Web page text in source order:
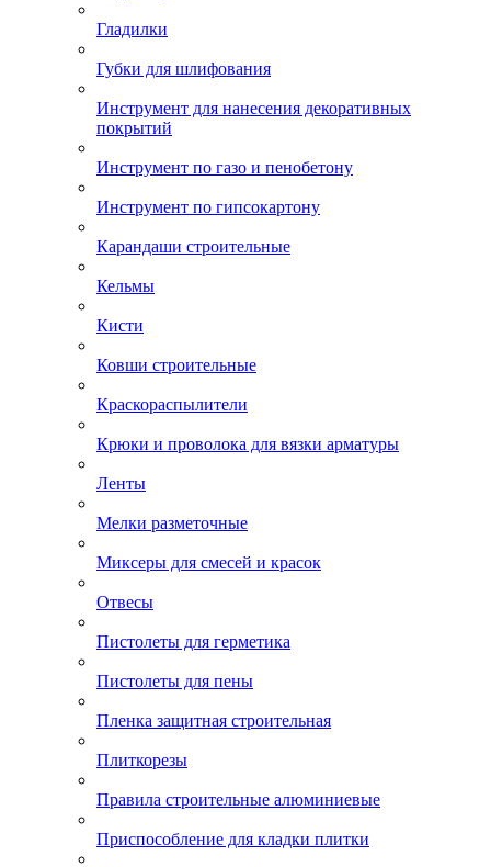
Гладилки
Губки для шлифования
Инструмент для нанесения декоративных
покрытий
Инструмент по газо и пенобетону
Инструмент по гипсокартону
Карандаши строительные
Кельмы
Кисти
Ковши строительные
Краскораспылители
Крюки и проволока для вязки арматуры
Ленты
Мелки разметочные
Миксеры для смесей и красок
Отвесы
Пистолеты для герметика
Пистолеты для пены
Пленка защитная строительная
Плиткорезы
Правила строительные алюминиевые
Приспособление для кладки плитки